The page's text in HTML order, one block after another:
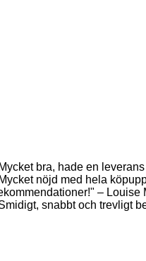
bra, hade en
nöjd med hela
– Louise
snabbt och trevligt